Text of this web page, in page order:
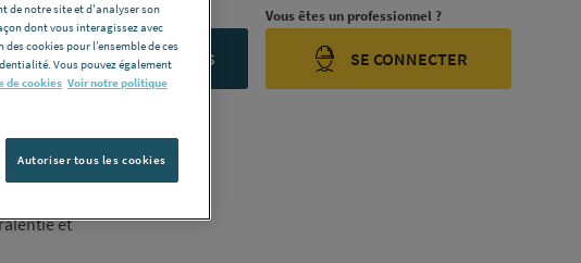
Vous avez un projet ?
CONTACTEZ-NOUS
Vous êtes un professionnel ?
SE CONNECTER
et
de notre site et d'analyser son
dont vous interagissez avec
cookies pour l’ensemble de ces
Vous pouvez également
de cookies Voir notre politique
Autoriser tous les cookies